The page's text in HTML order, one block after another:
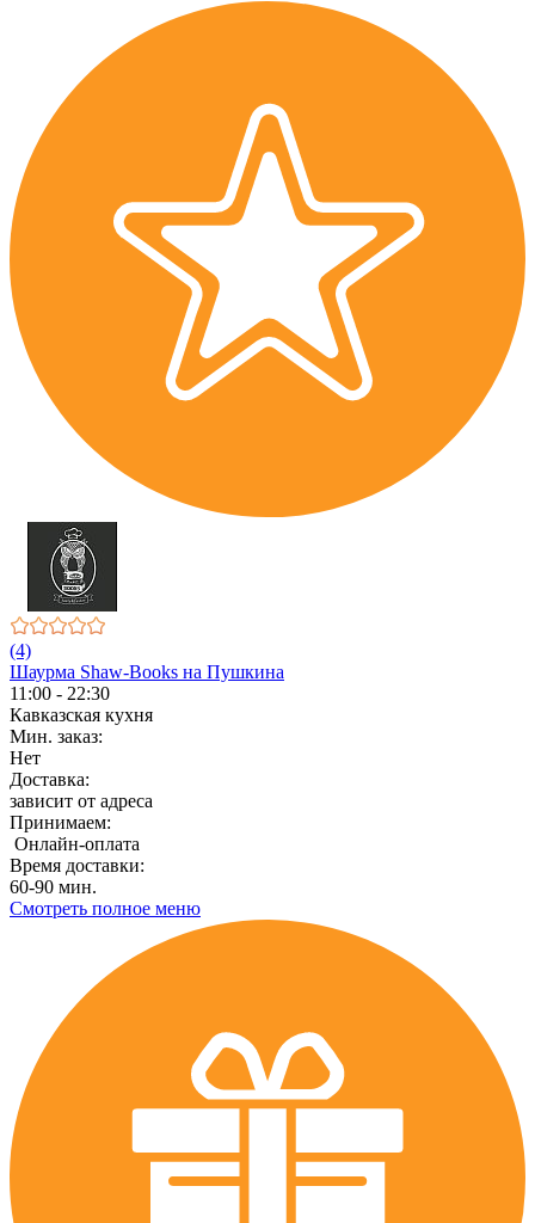
(4)
Шаурма Shaw-Books на Пушкина
11:00 - 22:30
Кавказская кухня
Мин. заказ:
Нет
Доставка:
зависит от адреса
Принимаем:
Онлайн-оплата
Время доставки:
60-90 мин.
Смотреть полное меню